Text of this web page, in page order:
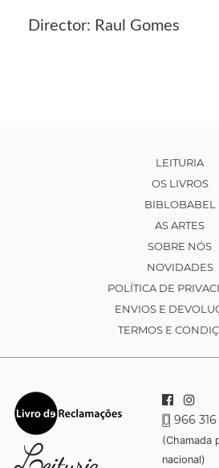
Director: Raul Gomes
LEITURIA
OS LIVROS
BIBLOBABEL
AS ARTES
SOBRE NÓS
NOVIDADES
POLÍTICA DE
ENVIOS E
TERMOS E
966
(Chamada
nacional)